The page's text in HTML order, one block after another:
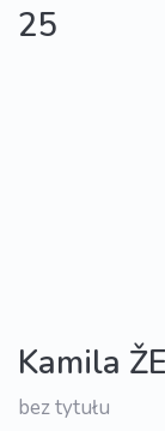
25
Kamila
bez tytułu